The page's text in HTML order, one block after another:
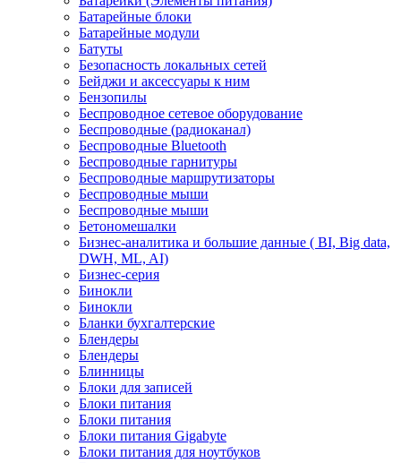
Батарейные блоки
Батарейные модули
Батуты
Безопасность локальных сетей
Бейджи и аксесcуары к ним
Бензопилы
Беспроводное сетевое оборудование
Беспроводные (радиоканал)
Беспроводные Bluetooth
Беспроводные гарнитуры
Беспроводные маршрутизаторы
Беспроводные мыши
Беспроводные мыши
Бетономешалки
Бизнес-аналитика и большие данные ( BI, Big data,
DWH, ML, AI)
Бизнес-серия
Бинокли
Бинокли
Бланки бухгалтерские
Блендеры
Блендеры
Блинницы
Блоки для записей
Блоки питания
Блоки питания
Блоки питания Gigabyte
Блоки питания для ноутбуков